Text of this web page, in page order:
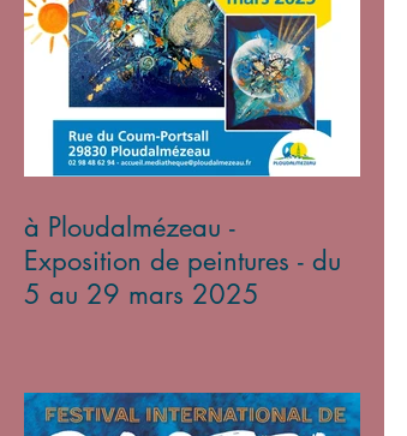
à Ploudalmézeau -
Exposition de peintures - du
5 au 29 mars 2025